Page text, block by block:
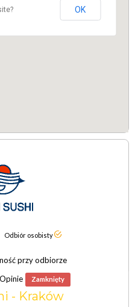
OK
Odbiór osobisty
przy odbiorze
Zamknięty
- Kraków